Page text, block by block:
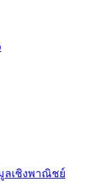
ลเชิงพาณิชย์